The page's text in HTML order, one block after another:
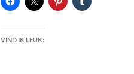
VIND IK LEUK: